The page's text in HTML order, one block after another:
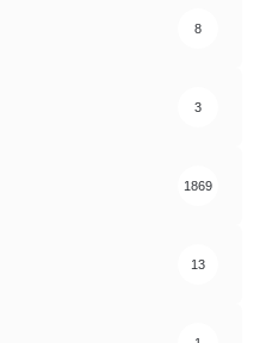
8
3
1869
13